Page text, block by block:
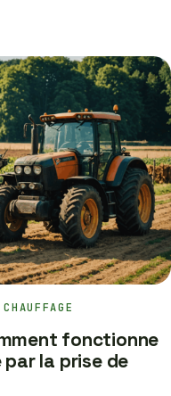
fonctionne
la prise de